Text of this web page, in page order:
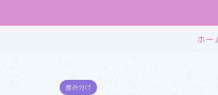
ホー
産み分け